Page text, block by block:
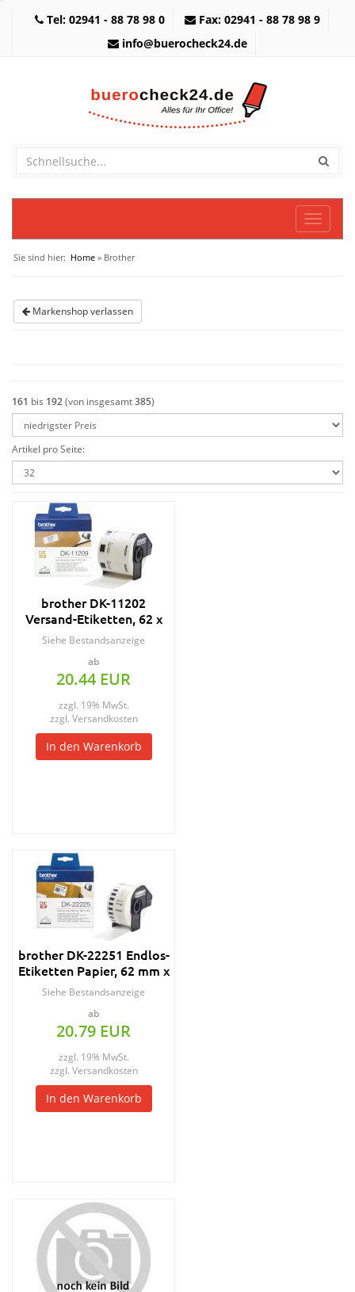
Tel: 02941 - 88 78 98 0
Fax: 02941 - 88 78 98 9
info@buerocheck24.de
Toggle
Sie sind hier: Home » Brother
Markenshop verlassen
161 bis 192 (von insgesamt385)
Artikel pro Seite:
brother DK-11202
Versand-Etiketten, 62 x
100 mm
Siehe Bestandsanzeige
ab
20.44 EUR
zzgl. 19% MwSt.
zzgl. Versandkosten
In den Warenkorb
brother DK-22251 Endlos-
Etiketten Papier, 62 mm x
15,24 m
Siehe Bestandsanzeige
ab
20.79 EUR
zzgl. 19% MwSt.
zzgl. Versandkosten
In den Warenkorb